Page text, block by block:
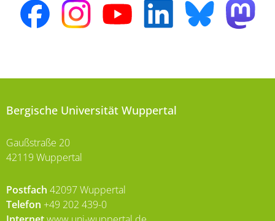
Bergische Universität Wuppertal
Gaußstraße 20
42119 Wuppertal
Postfach 42097 Wuppertal
Telefon +49 202 439-0